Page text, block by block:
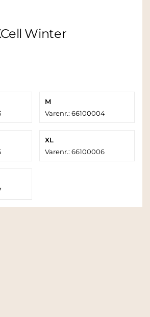
Winter
M
Varenr.: 66100004
XL
Varenr.: 66100006